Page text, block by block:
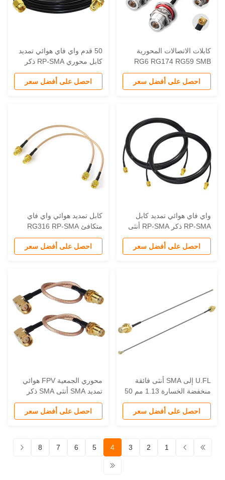
الاتصالات المحورية
RG6 RG174 RG59
SMA TNC BNC UHF
CRC9 مع موصل RP-SMA
احصل على أفضل سعر
50 قدم واي فاي هوائي تمديد
كابل محوري RP-SMA ذكر
إلى RP-SMA أنثى الحاجز جبل
مزدوج محمية وخسارة
احصل على أفضل سعر
فاي هوائي تمديد كابل
RP-SMA ذكر RP-SMA أنثى
RG174 50 مللي متر 50 أوم
موزع إنترنت واي فاي الأمن
احصل على أفضل سعر
كابل تمديد هوائي واي فاي
متكافئ RG316 RP-SMA
الموصولات 30 سم 12 بوصة
لواي فاي راوتر أمن كاميرا IP احصل على أفضل سعر
U.FL إلى SMA أنثى فائقة
منخفضة الخسارة 1.13 مم 50
أوم كابل ضفيرة محوري 50
احصل على أفضل سعر
محوري الجمعية FPV هوائي
تمديد SMA أنثى SMA ذكر
الزاوية اليمنى كابل قافز DC-6
جيجا هرتز تردد كابلات
احصل على أفضل سعر
1
2
3
4
5
6
7
8